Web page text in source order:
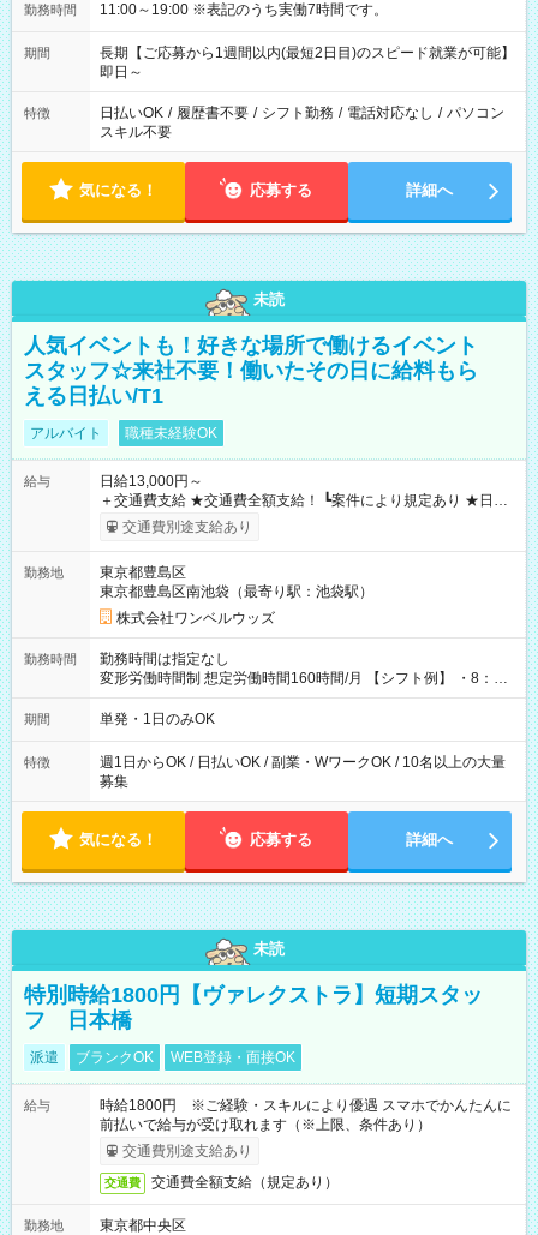
勤務時間 11:00～19:00 ※表記のうち実働7時間です。
期間
長期【ご応募から1週間以内(最短2日目)のスピード就業が可能】
即日～
特徴 日払いOK / 履歴書不要 / シフト勤務 / 電話対応なし / パソコン
スキル不要
気になる！ 応募する 詳細へ
未読
人気イベントも！好きな場所で働けるイベント
スタッフ☆来社不要！働いたその日に給料もら
える日払い/T1
アルバイト 職種未経験OK
給与
日給13,000円～
＋交通費支給 ★交通費全額支給！ ┗案件により規定あり ★日払
いOK！（規定あり） ┗働いたその日に現金GET♪ お仕事後はコ
ンビニATMから 日払い分を引き落とせます！ 【試用期間】試
交通費別途支給あり
勤務地
東京都豊島区
東京都豊島区南池袋（最寄り駅：池袋駅）
株式会社ワンベルウッズ
勤務時間
勤務時間は指定なし
変形労働時間制 想定労働時間160時間/月 【シフト例】 ・8：00
～21：00
期間 単発・1日のみOK
特徴
週1日からOK / 日払いOK / 副業・WワークOK / 10名以上の大量
募集
気になる！ 応募する 詳細へ
未読
特別時給1800円【ヴァレクストラ】短期スタッ
フ 日本橋
派遣 ブランクOK WEB登録・面接OK
給与
時給1800円 ※ご経験・スキルにより優遇 スマホでかんたんに
前払いで給与が受け取れます（※上限、条件あり）
交通費別途支給あり
交通費 交通費全額支給（規定あり）
勤務地
東京都中央区